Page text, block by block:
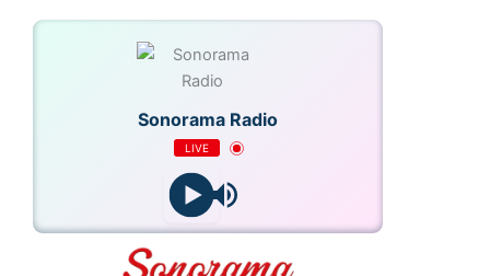
Sonorama Radio
LIVE